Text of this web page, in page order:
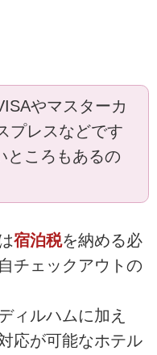
やマスターカ
プレスなどです
ところもあるの
宿泊税を納める必
チェックアウトの
ィルハムに加え
応が可能なホテル